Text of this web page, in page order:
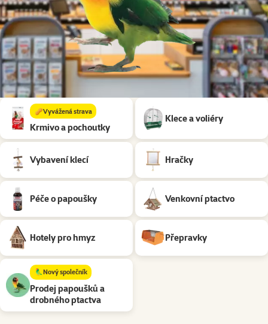
Podkategorie
🥜Vyvážená strava
Krmivo a pochoutky
Klece a voliéry
Vybavení klecí Hračky
Péče o papoušky Venkovní ptactvo
Hotely pro hmyz Přepravky
🦜Nový společník
Prodej papoušků a
drobného ptactva